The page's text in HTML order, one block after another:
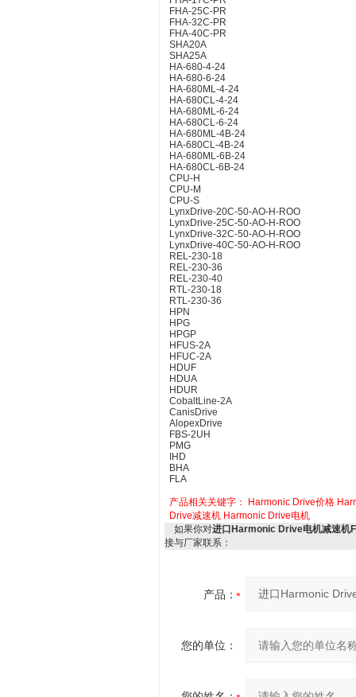
FHA-25C-PR
FHA-32C-PR
FHA-40C-PR
SHA20A
SHA25A
HA-680-4-24
HA-680-6-24
HA-680ML-4-24
HA-680CL-4-24
HA-680ML-6-24
HA-680CL-6-24
HA-680ML-4B-24
HA-680CL-4B-24
HA-680ML-6B-24
HA-680CL-6B-24
CPU-H
CPU-M
CPU-S
LynxDrive-20C-50-AO-H-ROO
LynxDrive-25C-50-AO-H-ROO
LynxDrive-32C-50-AO-H-ROO
LynxDrive-40C-50-AO-H-ROO
REL-230-18
REL-230-36
REL-230-40
RTL-230-18
RTL-230-36
HPN
HPG
HPGP
HFUS-2A
HFUC-2A
HDUF
HDUA
HDUR
CobaltLine-2A
CanisDrive
AlopexDrive
FBS-2UH
PMG
IHD
BHA
FLA
产品相关关键字： Harmonic Drive价格
Drive减速机 Harmonic Drive电机
如果你对进口Harmonic Drive电机减速机
接与厂家联系：
产品：
您的单位：